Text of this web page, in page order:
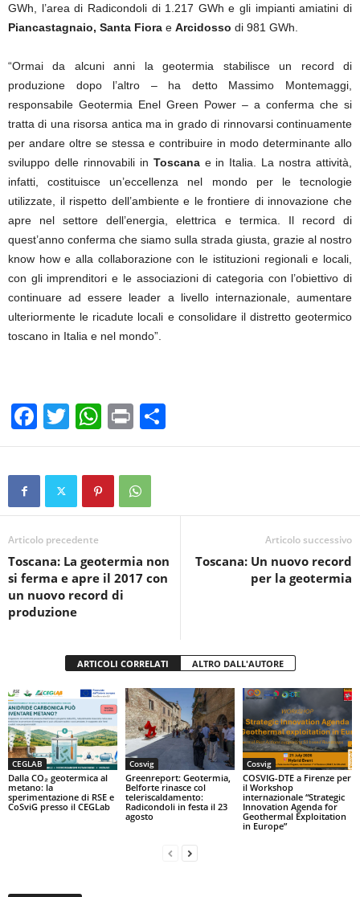
GWh, l’area di Radicondoli di 1.217 GWh e gli impianti amiatini di
Piancastagnaio, Santa Fiora e Arcidosso di 981 GWh.
“Ormai da alcuni anni la geotermia stabilisce un record di
produzione dopo l’altro – ha detto Massimo Montemaggi,
responsabile Geotermia Enel Green Power – a conferma che si
tratta di una risorsa antica ma in grado di rinnovarsi continuamente
per andare oltre se stessa e contribuire in modo determinante allo
sviluppo delle rinnovabili in Toscanae in Italia. La nostra attività,
infatti, costituisce un’eccellenza nel mondo per le tecnologie
utilizzate, il rispetto dell’ambiente e le frontiere di innovazione che
apre nel settore dell’energia, elettrica e termica. Il record di
quest’anno conferma che siamo sulla strada giusta, grazie al nostro
know how e alla collaborazione con le istituzioni regionali e locali,
con gli imprenditori e le associazioni di categoria con l’obiettivo di
continuare ad essere leader a livello internazionale, aumentare
ulteriormente le ricadute locali e consolidare il distretto geotermico
toscano in Italia e nel mondo”.
F
a
c
b
o
o
k
T
wi
tt
W
h
at
s
A
p
Pr
in
t
o
vi
Articolo precedente
Toscana: La geotermia non
si ferma e apre il 2017 con
un nuovo record di
produzione
Articolo successivo
Toscana: Un nuovo record
per la geotermia
ARTICOLI CORRELATI ALTRO DALL'AUTORE
CEGLAB
Dalla CO₂ geotermica al
metano: la
sperimentazione di RSE e
CoSviG presso il CEGLab
Cosvig
Greenreport: Geotermia,
Belforte rinasce col
teleriscaldamento:
Radicondoli in festa il 23
agosto
Cosvig
COSVIG-DTE a Firenze per
il Workshop
internazionale “Strategic
Innovation Agenda for
Geothermal Exploitation
in Europe”